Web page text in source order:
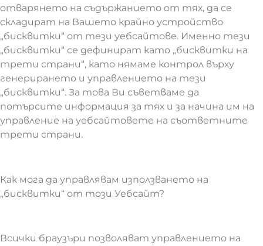
отварянето на съдържанието от тях, да се
складират на Вашето крайно устройство
„бисквитки“ от тези уебсайтове. Именно тези
„бисквитки“ се дефинират като „бисквитки на
трети страни“, като нямаме контрол върху
генерирането и управлението на тези
„бисквитки“. За това Ви съветваме да
потърсите информация за тях и за начина им на
управление на уебсайтовете на съответните
трети страни.
Как мога да управлявам използването на
„бисквитки“ от този Уебсайт?
Всички браузъри позволяват управлението на